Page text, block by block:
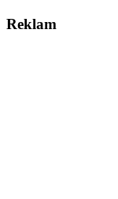
Reklam